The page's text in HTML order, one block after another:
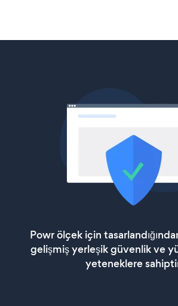
Powr ölçek için
gelişmiş yerleşik güvenlik ve
yeteneklere